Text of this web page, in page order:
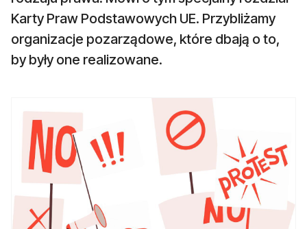
Karty Praw Podstawowych UE. Przybliżamy
organizacje pozarządowe, które dbają o to,
by były one realizowane.